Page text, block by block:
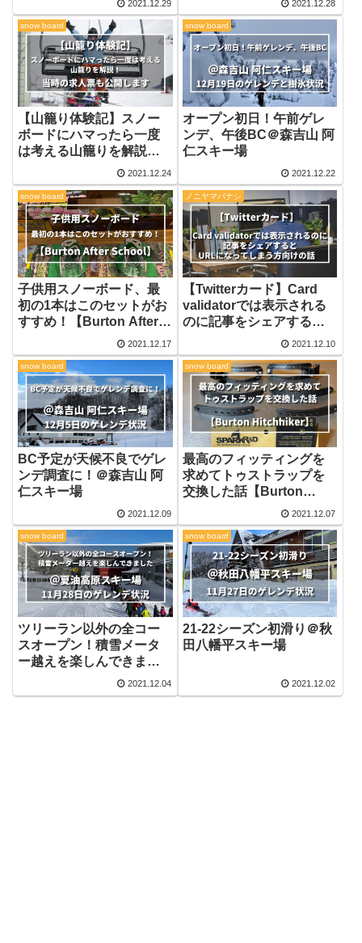
2021.12.29 2021.12.28
snow board
【山籠り体験記】スノー
ボードにハマったら一度
は考える山籠りを解説！
当時の求人票も公開しま
す
2021.12.24
snow board
オープン初日！午前ゲレ
ンデ、午後BC＠森吉山 阿
仁スキー場
2021.12.22
snow board
子供用スノーボード、最
初の1本はこのセットがお
すすめ！【Burton After
2021.12.17
ノニヤマバナシ
【Twitterカード】Card
validatorでは表示される
のに記事をシェアすると
URLになってしまう方向
けの話
2021.12.10
snow board
BC予定が天候不良でゲレ
ンデ調査に！＠森吉山 阿
仁スキー場
2021.12.09
snow board
最高のフィッティングを
求めてトゥストラップを
交換した話【Burton
2021.12.07
snow board
ツリーラン以外の全コー
スオープン！積雪メータ
ー越えを楽しんできまし
た＠夏油高原スキー場2021.12.04
snow board
21-22シーズン初滑り＠秋
田八幡平スキー場
2021.12.02